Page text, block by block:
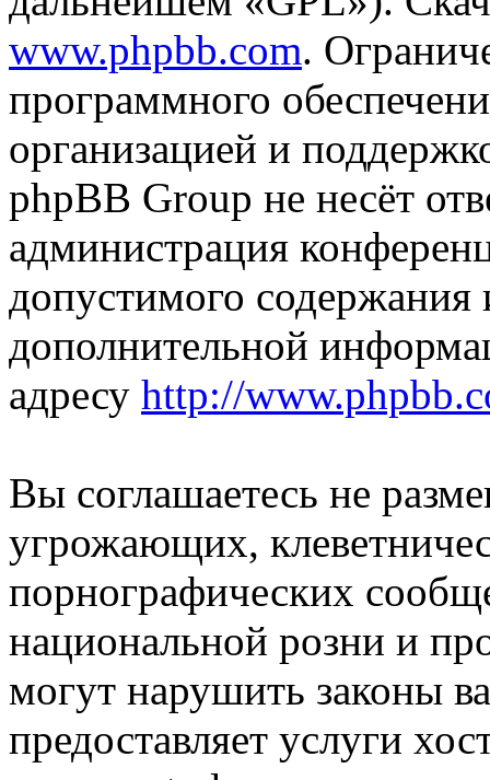
www.phpbb.com.
программного
организацией и
phpBB Group не несёт
администрация
допустимого
дополнительной
адресу http://
Вы соглашаетесь не
угрожающих,
порнографических
национальной розни и
могут нарушить законы
предоставляет услуги